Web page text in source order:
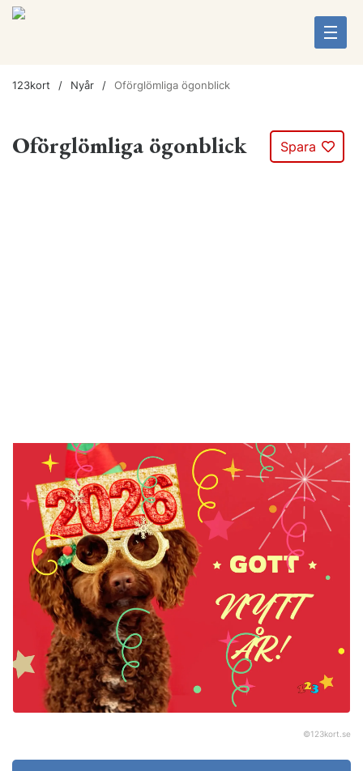
123kort Nyår Oförglömliga ögonblick
Oförglömliga ögonblick Spara
©123kort.se